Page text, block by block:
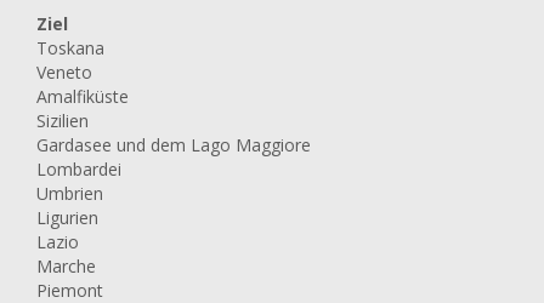
Ziel
Toskana
Veneto
Amalfiküste
Sizilien
Gardasee und dem Lago Maggiore
Lombardei
Umbrien
Ligurien
Lazio
Marche
Piemont